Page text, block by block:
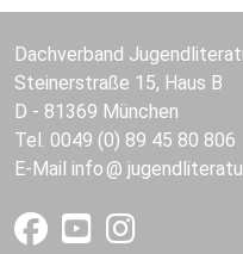
Dachverband
Steinerstraße 15, Haus B
D - 81369 München
Tel. 0049 (0) 89 45 80 806
E-Mail info